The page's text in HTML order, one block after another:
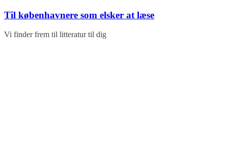
Skip
content
Til københavnere som elsker at læse
Vi finder frem til litteratur til dig